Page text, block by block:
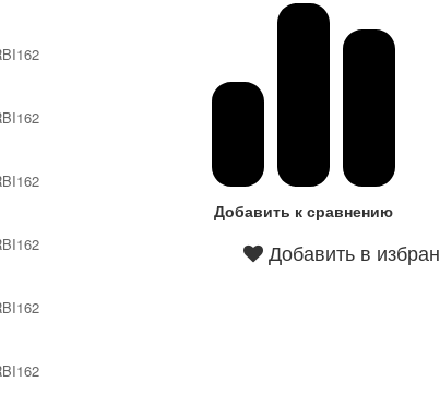
Добавить к сравнению
Добавить в